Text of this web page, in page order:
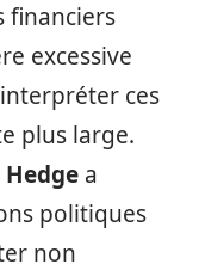
financiers
excessive
ces
plus large.
a
politiques
non